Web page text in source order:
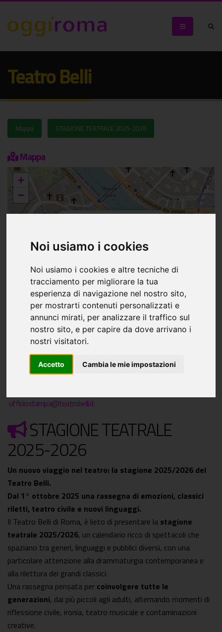
Noi usiamo i cookies
Noi usiamo i cookies e altre tecniche di
tracciamento per migliorare la tua
esperienza di navigazione nel nostro sito,
per mostrarti contenuti personalizzati e
annunci mirati, per analizzare il traffico sul
nostro sito, e per capire da dove arrivano i
nostri visitatori.
Accetto Cambia le mie impostazioni
Teatro Belli
Mappa STAGIONE TEATRALE 2025-2026
Mappa
×
+
−
Leaflet| ©
Piazza di Sant'Apollonia, 11/a - Roma (RM)
ufficiostampa@teatrobelli.it
STAGIONE TEATRALE
2025-2026
Un nuovo viaggio nel teatro: la stagione 2025/2026 del
Teatro Belli.
Dal 1° ottobre 2025 una rassegna di emozioni, classici
riletti, teatro civile e nuovi linguaggi.
Il Teatro Belli di Roma, è lieto di presentare la stagione
teatrale 2025/2026, un calendario ricco di spettacoli che
spaziano tra generi, linguaggi e pubblici diversi, con una
particolare attenzione alla drammaturgia contemporanea e
alla rilettura dei grandi classici.
Una rassegna pensata per coinvolgere tutte le
generazioni, dai più piccoli agli adulti, alternando momenti di
riflessione civile, ironia, teatro musicale e contaminazioni
creative.